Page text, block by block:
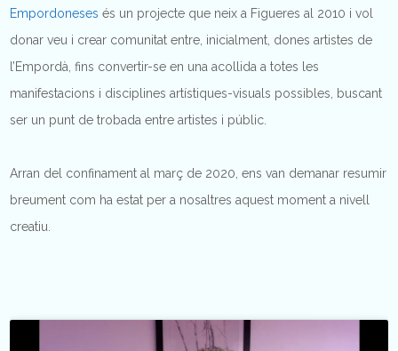
Empordoneses és un projecte que neix a Figueres al 2010 i vol
donar veu i crear comunitat entre, inicialment, dones artistes de
l’Empordà, fins convertir-se en una acollida a totes les
manifestacions i disciplines artístiques-visuals possibles, buscant
ser un punt de trobada entre artistes i públic.
Arran del confinament al març de 2020, ens van demanar resumir
breument com ha estat per a nosaltres aquest moment a nivell
creatiu.